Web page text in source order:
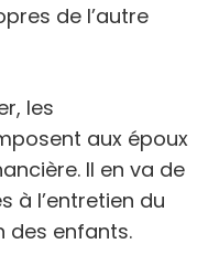
de l’autre
les
aux époux
Il en va de
à l’entretien du
des enfants.